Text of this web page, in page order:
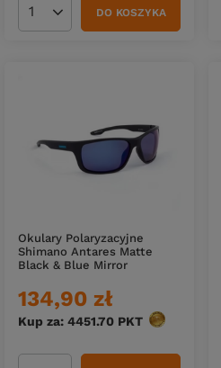
Ilość produktówDO KOSZYKA
Okulary Polaryzacyjne
Shimano Antares Matte
Black & Blue Mirror
134,90 zł
Kup za: 4451.70 PKT punktów